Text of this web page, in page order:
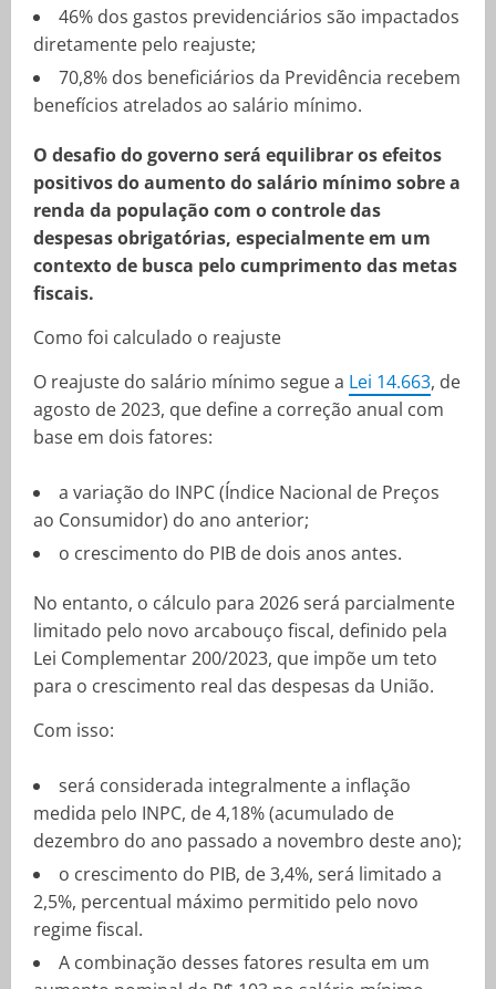
46% dos gastos previdenciários são impactados
diretamente pelo reajuste;
70,8% dos beneficiários da Previdência recebem
benefícios atrelados ao salário mínimo.
O desafio do governo será equilibrar os efeitos
positivos do aumento do salário mínimo sobre a
renda da população com o controle das
despesas obrigatórias, especialmente em um
contexto de busca pelo cumprimento das metas
fiscais.
Como foi calculado o reajuste
O reajuste do salário mínimo segue a Lei 14.663, de
agosto de 2023, que define a correção anual com
base em dois fatores:
a variação do INPC (Índice Nacional de Preços
ao Consumidor) do ano anterior;
o crescimento do PIB de dois anos antes.
No entanto, o cálculo para 2026 será parcialmente
limitado pelo novo arcabouço fiscal, definido pela
Lei Complementar 200/2023, que impõe um teto
para o crescimento real das despesas da União.
Com isso:
será considerada integralmente a inflação
medida pelo INPC, de 4,18% (acumulado de
dezembro do ano passado a novembro deste ano);
o crescimento do PIB, de 3,4%, será limitado a
2,5%, percentual máximo permitido pelo novo
regime fiscal.
A combinação desses fatores resulta em um